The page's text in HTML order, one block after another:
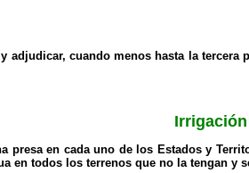
cuando menos hasta la tercera
presa en cada uno de los Estados y
todos los terrenos que no la tengan y